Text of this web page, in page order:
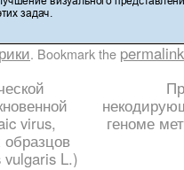
. Bookmark the permalink
virus,
L.)
геноме